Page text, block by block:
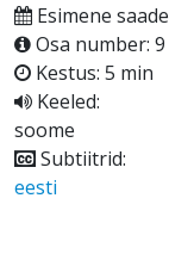
Esimene
Osa number: 9
Kestus: 5 min
Keeled:
soome
Subtiitrid:
eesti